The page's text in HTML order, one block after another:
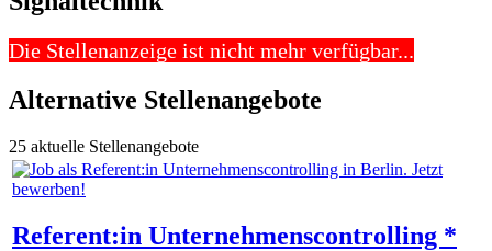
Die Stellenanzeige ist nicht mehr verfügbar...
Alternative Stellenangebote
25 aktuelle Stellenangebote
Referent:in Unternehmenscontrolling *